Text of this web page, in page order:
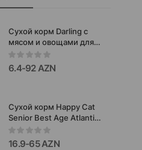
Сухой корм Darling с
мясом и овощами для
взрослых кошек.
6.4-92 AZN
Сухой корм Happy Cat
Senior Best Age Atlantic
Salmon для пожилых
кошек (лосось)
16.9-65 AZN